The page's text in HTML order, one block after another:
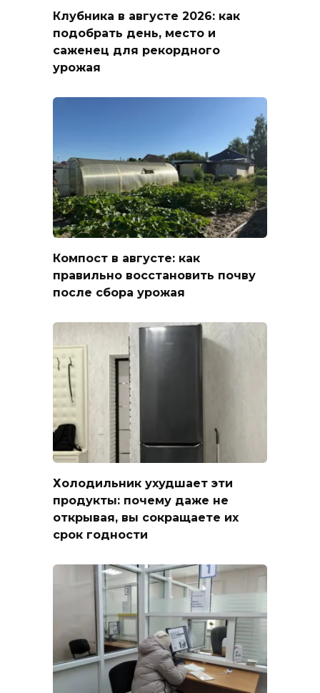
Клубника в августе 2026: как
подобрать день, место и
саженец для рекордного
урожая
Компост в августе: как
правильно восстановить почву
после сбора урожая
Холодильник ухудшает эти
продукты: почему даже не
открывая, вы сокращаете их
срок годности